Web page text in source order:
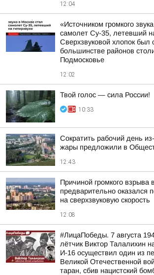
12:04
«Источником громкого
самолет Су-35, летевший
Сверхзвуковой хлопок был
большинстве районов
Подмосковье
12:02
Твой голос — сила России!
10:33
Сократить рабочий день
жары предложили в
12:43
Причиной громкого взрыва
предварительно оказался
на сверхзвуковую скорость
12:08
#ЛицаПобеды. 7 августа
лётчик Виктор Талалихин
И-16 осуществил один из
Великой Отечественной
таран, сбив нацистский